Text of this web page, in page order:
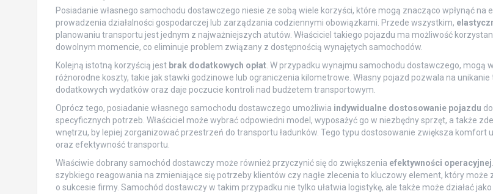
Posiadanie własnego samochodu dostawczego niesie ze sobą wiele korzyści, które mogą znacząco wpłynąć na
prowadzenia działalności gospodarczej lub zarządzania codziennymi obowiązkami. Przede wszystkim,
planowaniu transportu jest jednym z najważniejszych atutów. Właściciel takiego pojazdu ma możliwość
dowolnym momencie, co eliminuje problem związany z dostępnością wynajętych samochodów.
Kolejną istotną korzyścią jest brak dodatkowych opłat. W przypadku wynajmu samochodu dostawczego, mogą
różnorodne koszty, takie jak stawki godzinowe lub ograniczenia kilometrowe. Własny pojazd pozwala na unikanie
dodatkowych wydatków oraz daje poczucie kontroli nad budżetem transportowym.
Oprócz tego, posiadanie własnego samochodu dostawczego umożliwia indywidualne dostosowanie pojazdu do
specyficznych potrzeb. Właściciel może wybrać odpowiedni model, wyposażyć go w niezbędny sprzęt, a także
wnętrzu, by lepiej zorganizować przestrzeń do transportu ładunków. Tego typu dostosowanie zwiększa komfort
oraz efektywność transportu.
Właściwie dobrany samochód dostawczy może również przyczynić się do zwiększenia efektywności operacyjnej
szybkiego reagowania na zmieniające się potrzeby klientów czy nagłe zlecenia to kluczowy element, który może
o sukcesie firmy. Samochód dostawczy w takim przypadku nie tylko ułatwia logistykę, ale także może działać